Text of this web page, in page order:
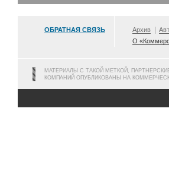
ОБРАТНАЯ СВЯЗЬ Архив
О
МАТЕРИАЛЫ С ТАКОЙ МЕТКОЙ,
КОМПАНИЙ ОПУБЛИКОВАНЫ НА